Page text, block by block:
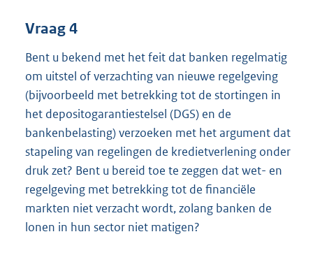
Vraag 4
Bent u bekend met het feit dat banken regelmatig
om uitstel of verzachting van nieuwe regelgeving
(bijvoorbeeld met betrekking tot de stortingen in
het depositogarantiestelsel (DGS) en de
bankenbelasting) verzoeken met het argument dat
stapeling van regelingen de kredietverlening onder
druk zet? Bent u bereid toe te zeggen dat wet- en
regelgeving met betrekking tot de financiële
markten niet verzacht wordt, zolang banken de
lonen in hun sector niet matigen?